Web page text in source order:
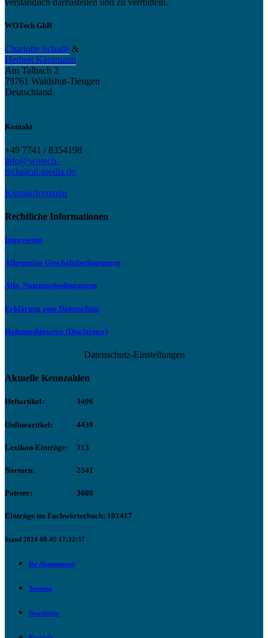
verständlich darzustellen und zu vermitteln.
WOTech GbR
Charlotte Schade &
Herbert Käszmann
Am Talbach 2
79761 Waldshut-Tiengen
Deutschland
Kontakt
+49 7741 / 8354198
info@wotech-
technical-media.de
Kontaktformular
Rechtliche Informationen
Impressum
Allgemeine Geschäftsbedingungen
Allg. Nutzungsbedingungen
Erklärung zum Datenschutz
Haftungshinweise (Disclaimer)
Datenschutz-Einstellungen
Aktuelle Kennzahlen
Heftartikel: 3496
Onlineartikel: 4439
Lexikon-Einträge: 313
Normen: 2341
Patente: 3608
Einträge im Fachwörterbuch: 101417
Stand 2024-08-05 17:32:57
Ihr Abonnement
Termine
Newsletter